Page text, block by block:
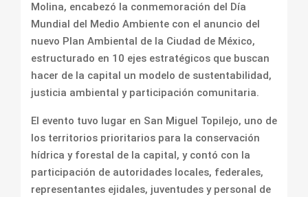
Molina, encabezó la conmemoración del Día
Mundial del Medio Ambiente con el anuncio del
nuevo Plan Ambiental de la Ciudad de México,
estructurado en 10 ejes estratégicos que buscan
hacer de la capital un modelo de sustentabilidad,
justicia ambiental y participación comunitaria.
El evento tuvo lugar en San Miguel Topilejo, uno de
los territorios prioritarios para la conservación
hídrica y forestal de la capital, y contó con la
participación de autoridades locales, federales,
representantes ejidales, juventudes y personal de